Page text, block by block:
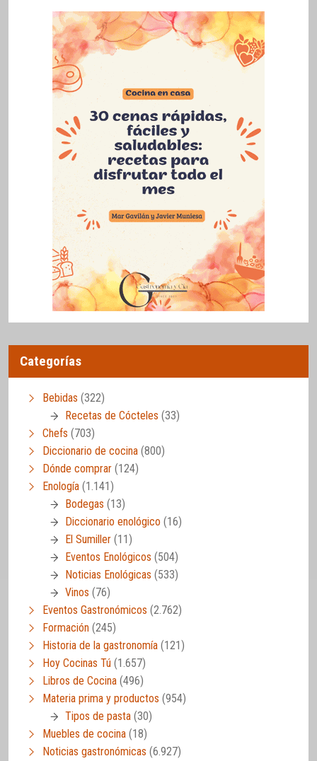
Categorías
Bebidas (322)
Recetas de Cócteles (33)
Chefs (703)
Diccionario de cocina (800)
Dónde comprar (124)
Enología (1.141)
Bodegas (13)
Diccionario enológico (16)
El Sumiller (11)
Eventos Enológicos (504)
Noticias Enológicas (533)
Vinos (76)
Eventos Gastronómicos (2.762)
Formación (245)
Historia de la gastronomía (121)
Hoy Cocinas Tú (1.657)
Libros de Cocina (496)
Materia prima y productos (954)
Tipos de pasta (30)
Muebles de cocina (18)
Noticias gastronómicas (6.927)